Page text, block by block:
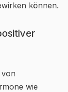
können.
von
wie